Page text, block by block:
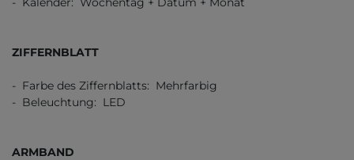
ZIFFERNBLATT
- Farbe des Ziffernblatts: Mehrfarbig
- Beleuchtung: LED
ARMBAND